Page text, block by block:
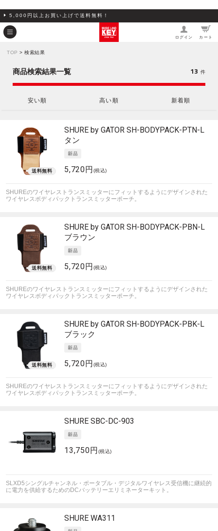
5,000円以上お買い上げで送料無料！
ログイン カート
TOP > 検索結果
安い順 高い順 新着順
商品検索結果一覧 13 件
SHURE by GATOR SH-BODYPACK-PTN-L
タン
5,720円 (税込)
SHUREのワイヤレストランスミッターにフィットするようにデザインされた
ワイヤレスボディパックトランスミッターポーチ。
SHURE by GATOR SH-BODYPACK-PBN-L
ブラウン
5,720円 (税込)
SHUREのワイヤレストランスミッターにフィットするようにデザインされた
ワイヤレスボディパックトランスミッターポーチ。
SHURE by GATOR SH-BODYPACK-PBK-L
ブラック
5,720円 (税込)
SHUREのワイヤレストランスミッターにフィットするようにデザインされた
ワイヤレスボディパックトランスミッターポーチ。
SHURE SBC-DC-903
13,750円 (税込)
SLXD5シングルチャンネル・ポータブル・デジタルワイヤレス受信機に継続的
に電力を供給するためのDCバッテリーエリミネーターキット。
SHURE WA311